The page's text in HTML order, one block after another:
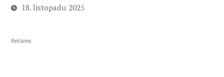
18. listopadu 2025
Reklama